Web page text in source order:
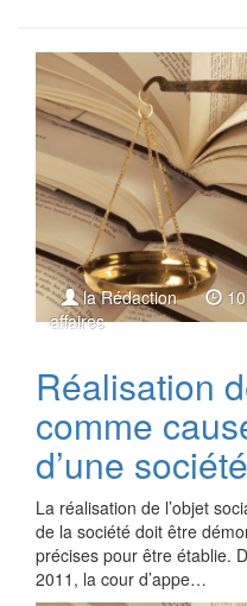
la Rédaction 10
affaires
Réalisation
comme
d’une société
La réalisation de l’objet
de la société doit être
précises pour être établie.
2011, la cour d’appe…